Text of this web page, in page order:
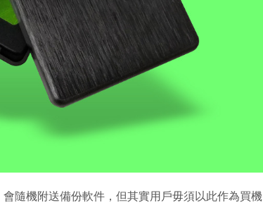
隨機附送備份軟件，但其實用戶毋須以此作為買機